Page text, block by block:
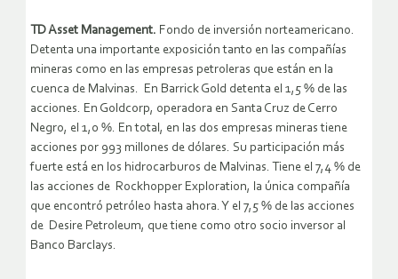
TD Asset Management. Fondo de inversión norteamericano.
Detenta una importante exposición tanto en las compañías
mineras como en las empresas petroleras que están en la
cuenca de Malvinas. En Barrick Gold detenta el 1,5 % de las
acciones. En Goldcorp, operadora en Santa Cruz de Cerro
Negro, el 1,0 %. En total, en las dos empresas mineras tiene
acciones por 993 millones de dólares. Su participación más
fuerte está en los hidrocarburos de Malvinas. Tiene el 7,4 % de
las acciones de Rockhopper Exploration, la única compañía
que encontró petróleo hasta ahora. Y el 7,5 % de las acciones
de Desire Petroleum, que tiene como otro socio inversor al
Banco Barclays.